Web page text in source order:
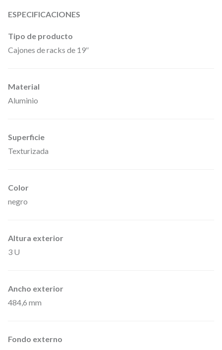
C
a
ó
n
r
k
d
i
n
o
ESPECIFICACIONES
Tipo de producto
Cajones de racks de 19″
Material
Aluminio
Superficie
Texturizada
Color
negro
Altura exterior
3 U
Ancho exterior
484,6 mm
Fondo externo